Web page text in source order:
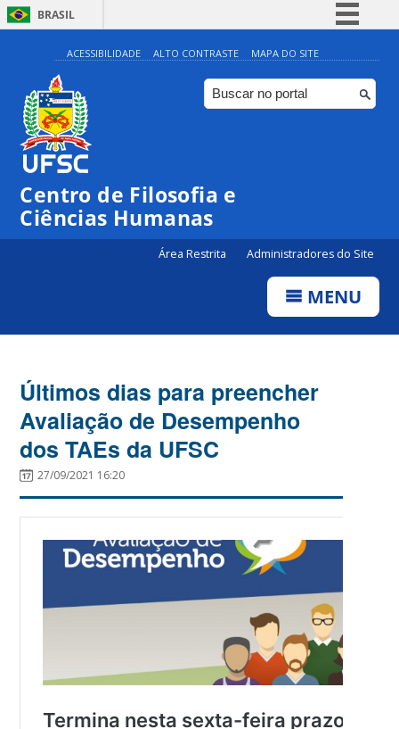
BRASIL
Simplifique!
Comunica BR
Participe
ACESSIBILIDADE ALTO CONTRASTE MAPA DO SITE
Centro de Filosofia e
Ciências Humanas
Área Restrita Administradores do Site
MENU
Últimos dias para preencher
Avaliação de Desempenho
dos TAEs da UFSC
27/09/2021 16:20